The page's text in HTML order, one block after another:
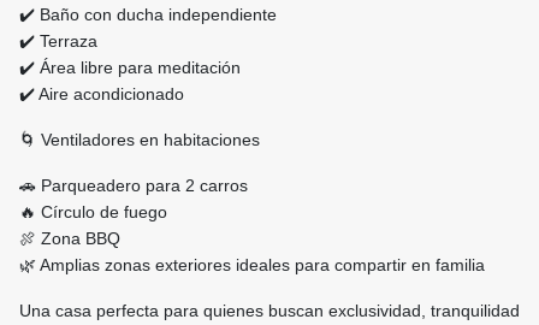
✔️ Baño con ducha independiente
✔️ Terraza
✔️ Área libre para meditación
✔️ Aire acondicionado
🌀 Ventiladores en habitaciones
🚗 Parqueadero para 2 carros
🔥 Círculo de fuego
🍖 Zona BBQ
🌿 Amplias zonas exteriores ideales para compartir en familia
Una casa perfecta para quienes buscan exclusividad, tranquilidad